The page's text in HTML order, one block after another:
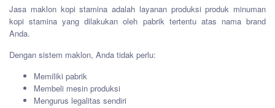
Jasa maklon kopi stamina adalah layanan produksi produk minuman
kopi stamina yang dilakukan oleh pabrik tertentu atas nama brand
Anda.
Dengan sistem maklon, Anda tidak perlu:
Memiliki pabrik
Membeli mesin produksi
Mengurus legalitas sendiri